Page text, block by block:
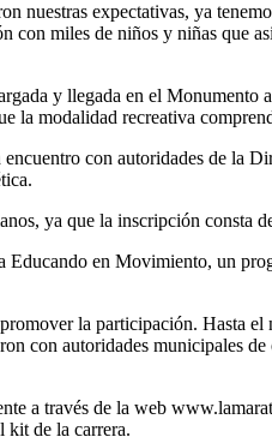
nuestras expectativas, ya
con miles de niños y niñas que
y llegada en el
la modalidad recreativa
con autoridades de la
ya que la inscripción consta
en Movimiento, un
la participación. Hasta
con autoridades municipales
a través de la web
kit de la carrera.